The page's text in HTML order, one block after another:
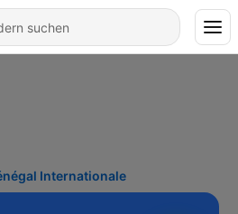
Internationale